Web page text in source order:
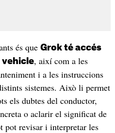
és que Grok té accés
vehicle, així com a les
i a les instruccions
sistemes. Això li permet
els dubtes del conductor,
o aclarir el significat de
pot revisar i interpretar les